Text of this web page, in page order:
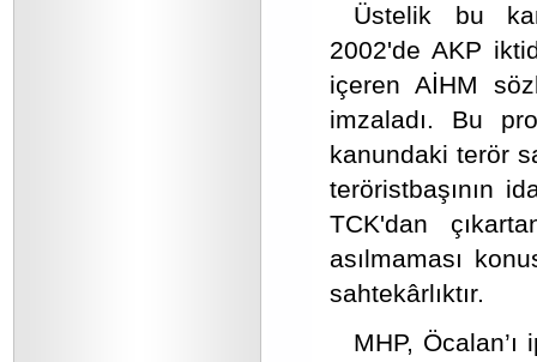
Üstelik bu
2002'de AKP
içeren AİHM
imzaladı. Bu
kanundaki terör
teröristbaşının
TCK'dan
asılmaması
sahtekârlıktır.
MHP,